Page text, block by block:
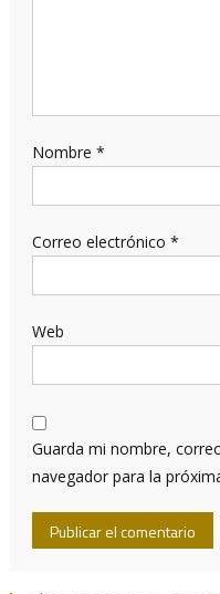
Nombre *
Correo electrónico *
Web
Guarda mi nombre,
navegador para la